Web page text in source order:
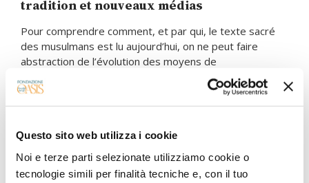
Questo sito web utilizza i cookie
Noi e terze parti selezionate utilizziamo cookie o
tecnologie simili per finalità tecniche e, con il tuo
tradition et nouveaux médias
Pour comprendre comment, et par qui, le texte sacré
des musulmans est lu aujourd’hui, on ne peut faire
abstraction de l’évolution des moyens de
communication
01.10.2019